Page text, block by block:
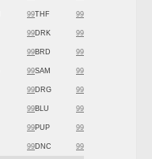
99THF 99
99DRK 99
99BRD 99
99SAM 99
99DRG 99
99BLU 99
99PUP 99
99DNC 99